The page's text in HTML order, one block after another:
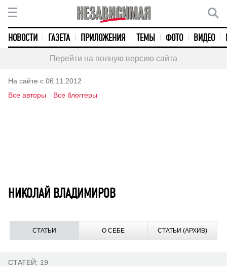
НОВОСТИ ГАЗЕТА ПРИЛОЖЕНИЯ ТЕМЫ ФОТО ВИДЕО
Перейти на полную версию сайта
На сайте с 06.11.2012
Все авторы
Все блоггеры
НИКОЛАЙ ВЛАДИМИРОВ
СТАТЬИ О СЕБЕ СТАТЬИ (АРХИВ)
СТАТЕЙ: 19